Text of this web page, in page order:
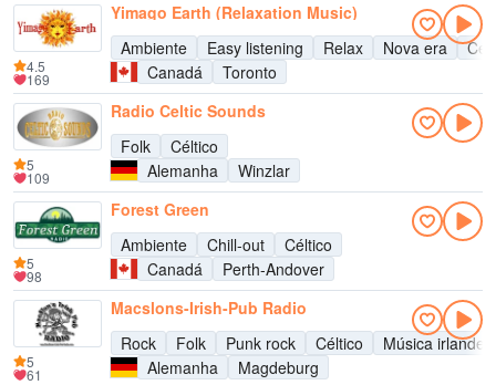
Yimago Earth (Relaxation Music)
Ambiente
Easy listening Relax Nova era
Canadá
Toronto
4.5
169
Radio Celtic Sounds
Folk
Céltico
Alemanha
Winzlar
5
109
Forest Green
Ambiente
Chill-out
Céltico
Canadá
Perth-Andover
5
98
Macslons-Irish-Pub Radio
Rock
Folk Punk rock Céltico
Música
Alemanha
Magdeburg
5
61